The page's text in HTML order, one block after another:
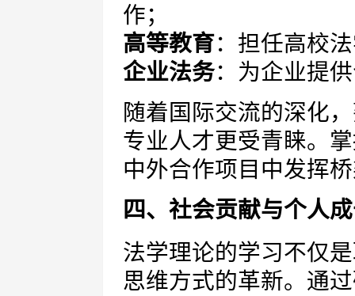
作；
高等教育：担任高校
企业法务：为企业提
随着国际交流的深化
专业人才更受青睐。
中外合作项目中发挥
四、社会贡献与个人
法学理论的学习不仅
思维方式的革新。通